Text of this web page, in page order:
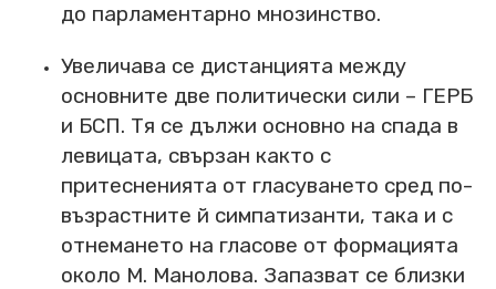
до парламентарно мнозинство.
Увеличава се дистанцията между
основните две политически сили – ГЕРБ
и БСП. Тя се дължи основно на спада в
левицата, свързан както с
притесненията от гласуването сред по-
възрастните й симпатизанти, така и с
отнемането на гласове от формацията
около М. Манолова. Запазват се близки